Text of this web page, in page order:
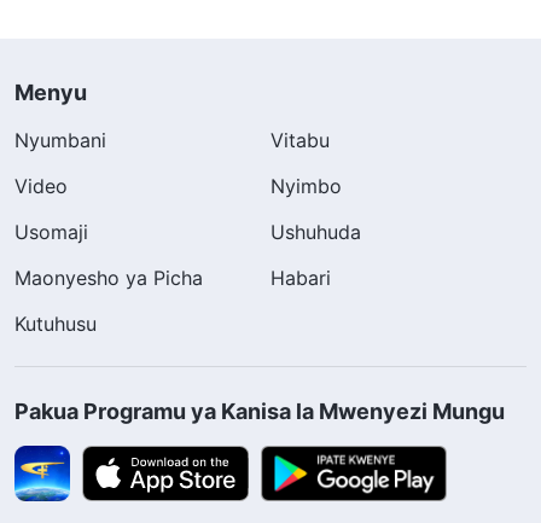
Menyu
Nyumbani
Vitabu
Video
Nyimbo
Usomaji
Ushuhuda
Maonyesho ya Picha
Habari
Kutuhusu
Pakua Programu ya Kanisa la Mwenyezi Mungu